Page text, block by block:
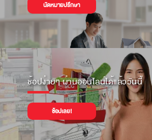
นัดหมายปรึกษา
ช้อปง่ายๆ ผ่านออนไลน์ได้แล้ววันนี้
ช้อปเลย!